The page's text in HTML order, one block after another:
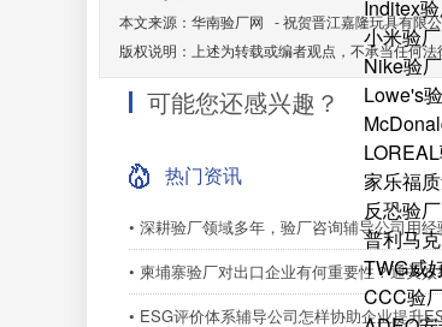
Inditex
小米验厂
Nike验厂
Lowe's
家乐福
反恐验厂
普利马
TWG威
CCC验
本文来源： 华南验厂网 -祝贺晋江嘉隆玩具有限
版权说明：上述为转载或编者观点，不承当任何法
可能您还感兴趣？
热门资讯
• 深耕验厂领域多年，验厂咨询辅导公司用
• 柬埔寨验厂对出口企业有何重要性？通关
• ESG评价体系辅导公司怎样协助企业提升